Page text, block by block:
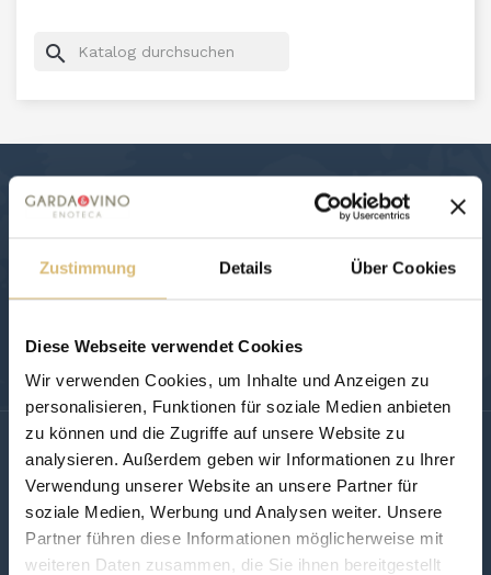
Zustimmung Details Über Cookies
Diese Webseite verwendet Cookies
Wir verwenden Cookies, um Inhalte und Anzeigen zu
personalisieren, Funktionen für soziale Medien anbieten
zu können und die Zugriffe auf unsere Website zu
analysieren. Außerdem geben wir Informationen zu Ihrer
Verwendung unserer Website an unsere Partner für
soziale Medien, Werbung und Analysen weiter. Unsere
Partner führen diese Informationen möglicherweise mit
weiteren Daten zusammen, die Sie ihnen bereitgestellt
search
NEWSLETTER
Sie können Ihr Einverständnis jederzeit widerrufen. Unsere
Kontaktinformationen finden Sie u. a. in der
FOLGEN SIE UNS AUF: